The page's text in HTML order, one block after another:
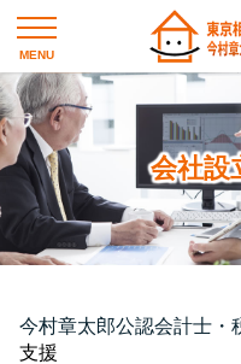
会社設
今村章太郎公認会計士・
支援